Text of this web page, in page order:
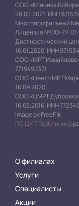
ООО «Клиника
28.05.2021. ИНН
Многопрофильный
Лицензия №ЛО-77-01-
Диагностический
16.01.2020. ИНН
ООО «МРТ
7719490371
ООО «Центр МРТ
16.09.2020
ООО «ЦМРТ
16.08.2016. ИНН
Image by FreePik
ПО ЦУП ГорКлиника
О филиалах
Услуги
Специалисты
Акции